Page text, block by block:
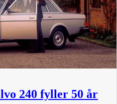
240 fyller 50 år